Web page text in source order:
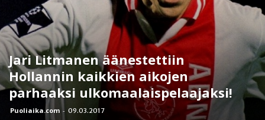
Jari Litmanen äänestettiin
Hollannin kaikkien aikojen
parhaaksi ulkomaalaispelaajaksi!
Puoliaika.com - 09.03.2017